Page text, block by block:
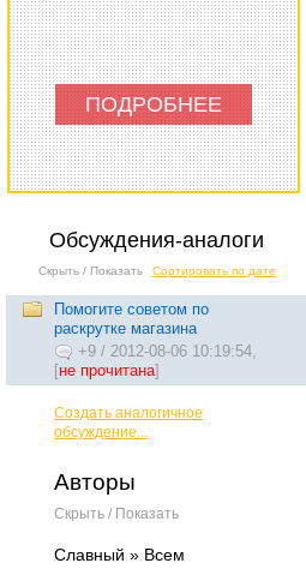
ПОДРОБНЕЕ
Обсуждения-аналоги
Скрыть / Показать Сортировать по дате
Помогите советом по
раскрутке магазина
+9 / 2012-08-06 10:19:54,
[не прочитана]
Создать аналогичное
обсуждение...
Авторы
Скрыть / Показать
Славный » Всем